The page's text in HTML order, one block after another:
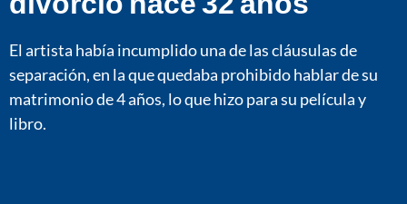
El artista había incumplido una de las cláusulas de
separación, en la que quedaba prohibido hablar de su
matrimonio de 4 años, lo que hizo para su película y
libro.